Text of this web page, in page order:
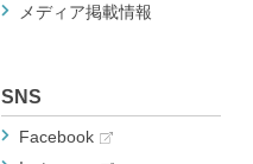
メディア掲載情報
SNS
Facebook